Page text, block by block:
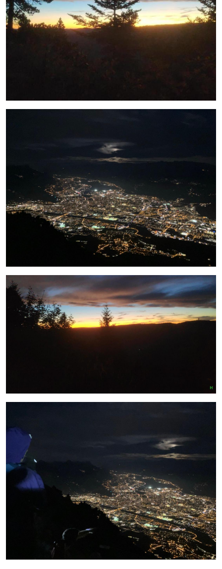
Photo 3